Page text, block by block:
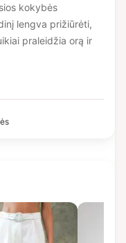
kokybės
lengva prižiūrėti,
praleidžia orą ir